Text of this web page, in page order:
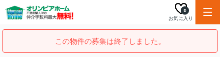
お気に入り
0
この物件の募集は終了しました。